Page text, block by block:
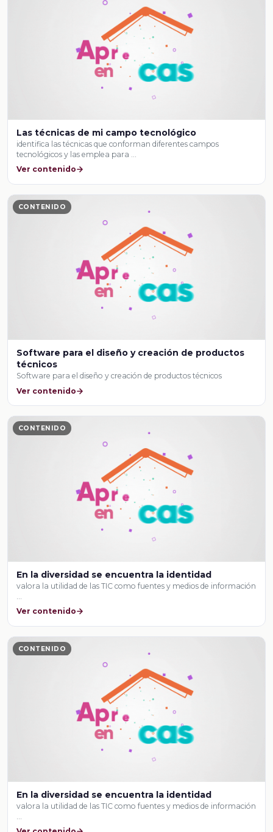
Las técnicas de mi campo tecnológico
identifica las técnicas que conforman diferentes campos
tecnológicos y las emplea para …
Ver contenido
CONTENIDO
Software para el diseño y creación de productos
técnicos
Software para el diseño y creación de productos técnicos
Ver contenido
CONTENIDO
En la diversidad se encuentra la identidad
valora la utilidad de las TIC como fuentes y medios de información
Ver contenido
CONTENIDO
En la diversidad se encuentra la identidad
valora la utilidad de las TIC como fuentes y medios de información